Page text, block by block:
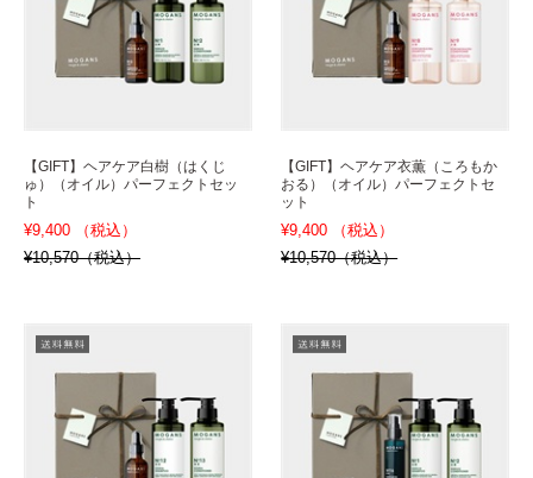
【GIFT】ヘアケア白樹（はくじ
ゅ）（オイル）パーフェクトセッ
ト
¥9,400 （税込）
¥10,570（税込）
【GIFT】ヘアケア衣薫（ころもか
おる）（オイル）パーフェクトセ
ット
¥9,400 （税込）
¥10,570（税込）